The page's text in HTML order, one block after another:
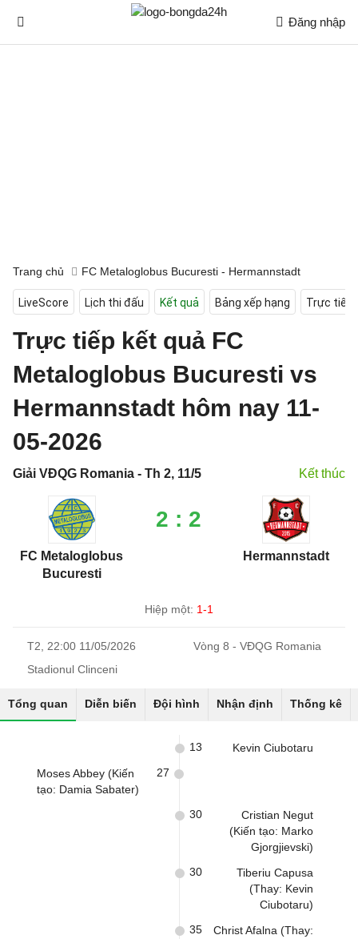
Đăng nhập
Trang chủ FC Metaloglobus Bucuresti - Hermannstadt
LiveScore Lịch thi đấu Kết quả Bảng xếp hạng Trực tiếp
Trực tiếp kết quả FC
Metaloglobus Bucuresti vs
Hermannstadt hôm nay 11-
05-2026
Giải VĐQG Romania - Th 2, 11/5 Kết thúc
FC Metaloglobus
Bucuresti
2 : 2
Hermannstadt
Hiệp một: 1-1
T2, 22:00 11/05/2026
Vòng 8 - VĐQG Romania
Stadionul Clinceni
Tổng quan Diễn biến Đội hình Nhận định Thống kê
Kevin Ciubotaru
13
Moses Abbey (Kiến
tạo: Damia Sabater)
27
Cristian Negut
(Kiến tạo: Marko
Gjorgjievski)
30
Tiberiu Capusa
(Thay: Kevin
Ciubotaru)
30
Christ Afalna (Thay:
35